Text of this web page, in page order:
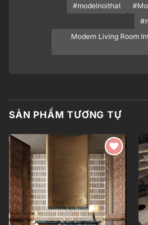
#modelnoithat
Modern Living Room
SẢN PHẨM TƯƠNG TỰ
Add to
wishlist